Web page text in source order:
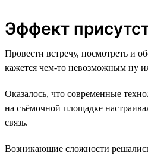
Эффект
Провести встречу, посмотреть и
кажется чем-то невозможным ну
Оказалось, что современные
на съёмочной площадке
связь.
Возникающие сложности